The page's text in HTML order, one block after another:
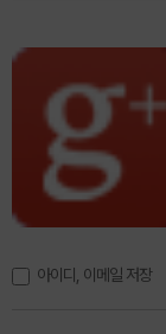
아이디, 이메일 저장